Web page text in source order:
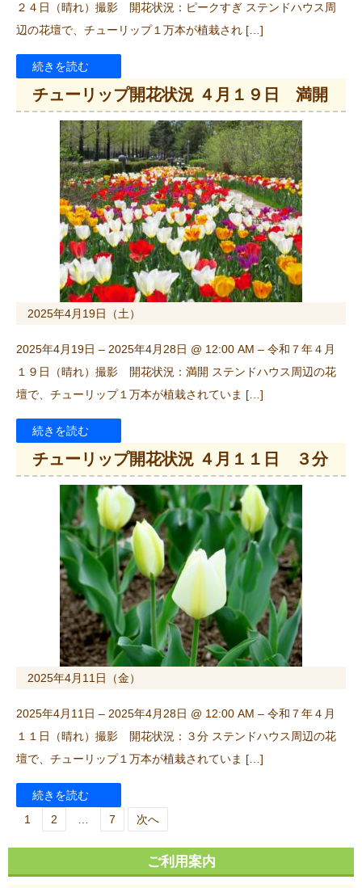
２４日（晴れ）撮影 開花状況：ピークすぎ ステンドハウス周
辺の花壇で、チューリップ１万本が植栽され […]
続きを読む
チューリップ開花状況 ４月１９日 満開
2025年4月19日（土）
2025年4月19日 – 2025年4月28日 @ 12:00 AM – 令和７年４月
１９日（晴れ）撮影 開花状況：満開 ステンドハウス周辺の花
壇で、チューリップ１万本が植栽されていま […]
続きを読む
チューリップ開花状況 ４月１１日 ３分
2025年4月11日（金）
2025年4月11日 – 2025年4月28日 @ 12:00 AM – 令和７年４月
１１日（晴れ）撮影 開花状況：３分 ステンドハウス周辺の花
壇で、チューリップ１万本が植栽されていま […]
続きを読む
投1 2 7 次へ
ご利用案内